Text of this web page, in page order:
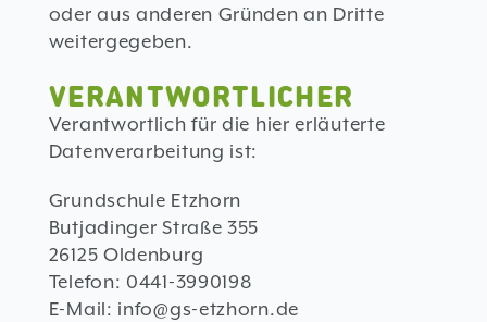
oder aus anderen Gründen an Dritte
weitergegeben.
VERANTWORTLICHER
Verantwortlich für die hier erläuterte
Datenverarbeitung ist:
Grundschule Etzhorn
Butjadinger Straße 355
26125 Oldenburg
Telefon: 0441-3990198
E-Mail: info@gs-etzhorn.de